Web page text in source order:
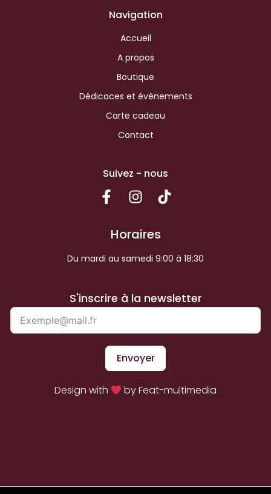
Navigation
Accueil
A propos
Boutique
Dédicaces et évènements
Carte cadeau
Contact
Suivez - nous
Horaires
Du mardi au samedi 9:00 à 18:30
S'inscrire à la newsletter
Envoyer
Design with by Feat-multimedia